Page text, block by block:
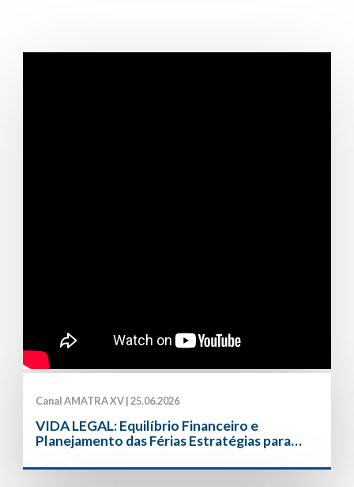
Canal AMATRA XV | 25.06.2026
VIDA LEGAL: Equilíbrio Financeiro e
Planejamento das Férias Estratégias para